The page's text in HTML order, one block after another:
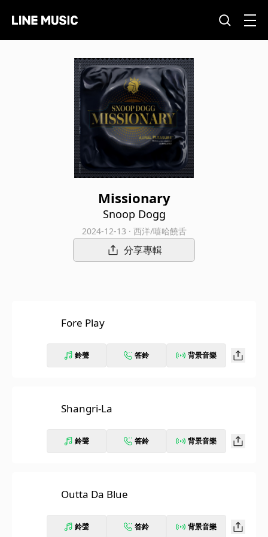
Missionary
Snoop Dogg
2024-12-13 · 西洋/嘻哈饒舌
分享專輯
Fore Play
鈴聲 答鈴 背景音樂
Shangri-La
鈴聲 答鈴 背景音樂
Outta Da Blue
鈴聲 答鈴 背景音樂